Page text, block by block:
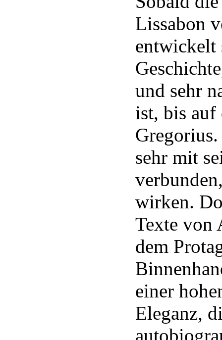
Lissabon
entwickelt
und sehr
ist, bis
sehr mit
wirken.
Texte von
dem
einer
Eleganz,